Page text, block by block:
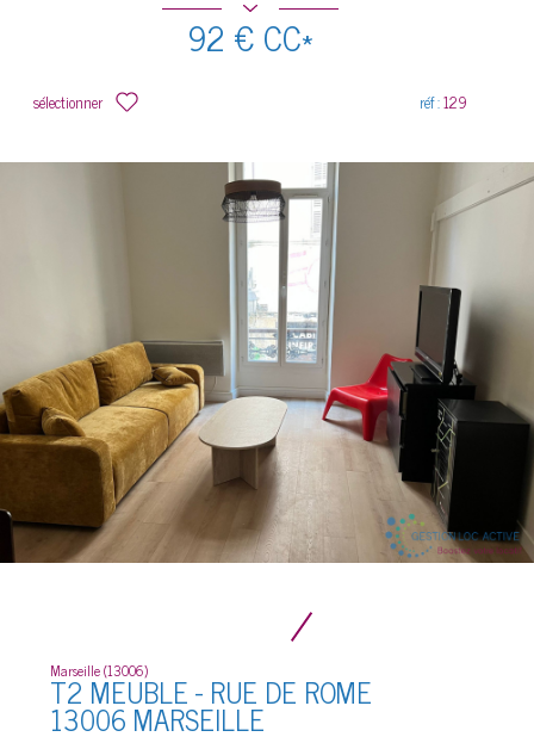
92 €CC*
sélectionner réf :129
Marseille (13006)
T2 MEUBLE - RUE DE ROME
13006 MARSEILLE